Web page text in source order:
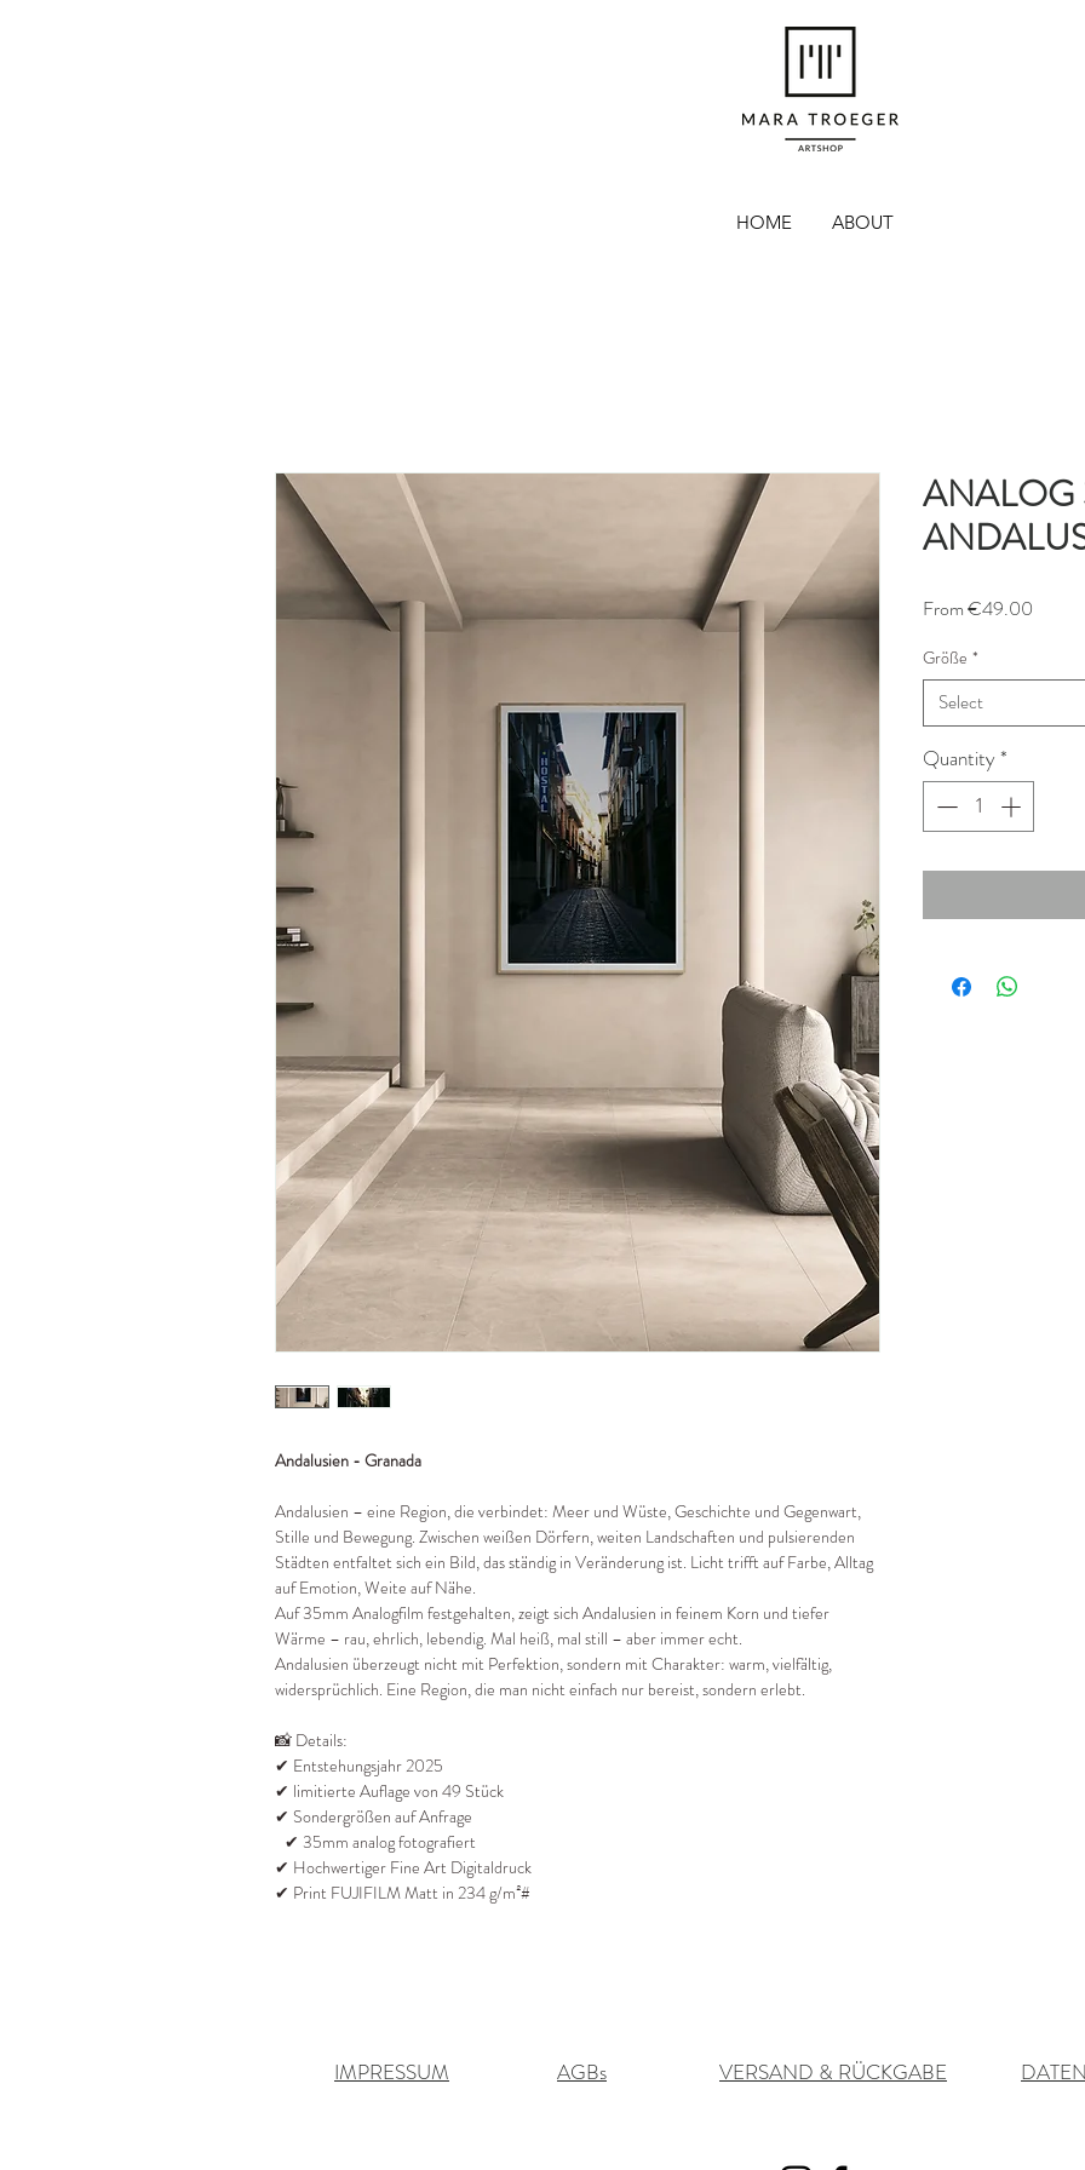
HOME ABOUT
Andalusien - Granada
Andalusien – eine Region, die verbindet: Meer und Wüste, Geschichte und Gegenwart,
Stille und Bewegung. Zwischen weißen Dörfern, weiten Landschaften und pulsierenden
Städten entfaltet sich ein Bild, das ständig in Veränderung ist. Licht trifft auf Farbe, Alltag
auf Emotion, Weite auf Nähe.
Auf 35mm Analogfilm festgehalten, zeigt sich Andalusien in feinem Korn und tiefer
Wärme – rau, ehrlich, lebendig. Mal heiß, mal still – aber immer echt.
Andalusien überzeugt nicht mit Perfektion, sondern mit Charakter: warm, vielfältig,
widersprüchlich. Eine Region, die man nicht einfach nur bereist, sondern erlebt.
📸 Details:
✔ Entstehungsjahr 2025
✔ limitierte Auflage von 49 Stück
✔ Sondergrößen auf Anfrage
✔ 35mm analog fotografiert
✔ Hochwertiger Fine Art Digitaldruck
✔ Print FUJIFILM Matt in 234 g/m²#
From€49.00
Größe *
Select
Quantity*
IMPRESSUM AGBs VERSAND & RÜCKGABE